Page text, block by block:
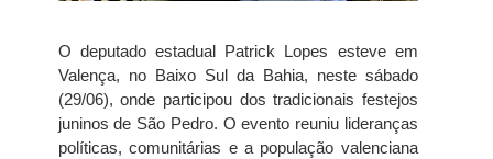
O deputado estadual Patrick Lopes esteve em
Valença, no Baixo Sul da Bahia, neste sábado
(29/06), onde participou dos tradicionais festejos
juninos de São Pedro. O evento reuniu lideranças
políticas, comunitárias e a população valenciana